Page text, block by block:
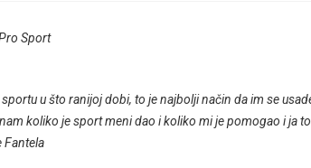
Sport
sportu u što ranijoj dobi, to je najbolji način da im se
koliko je sport meni dao i koliko mi je pomogao i ja
Fantela